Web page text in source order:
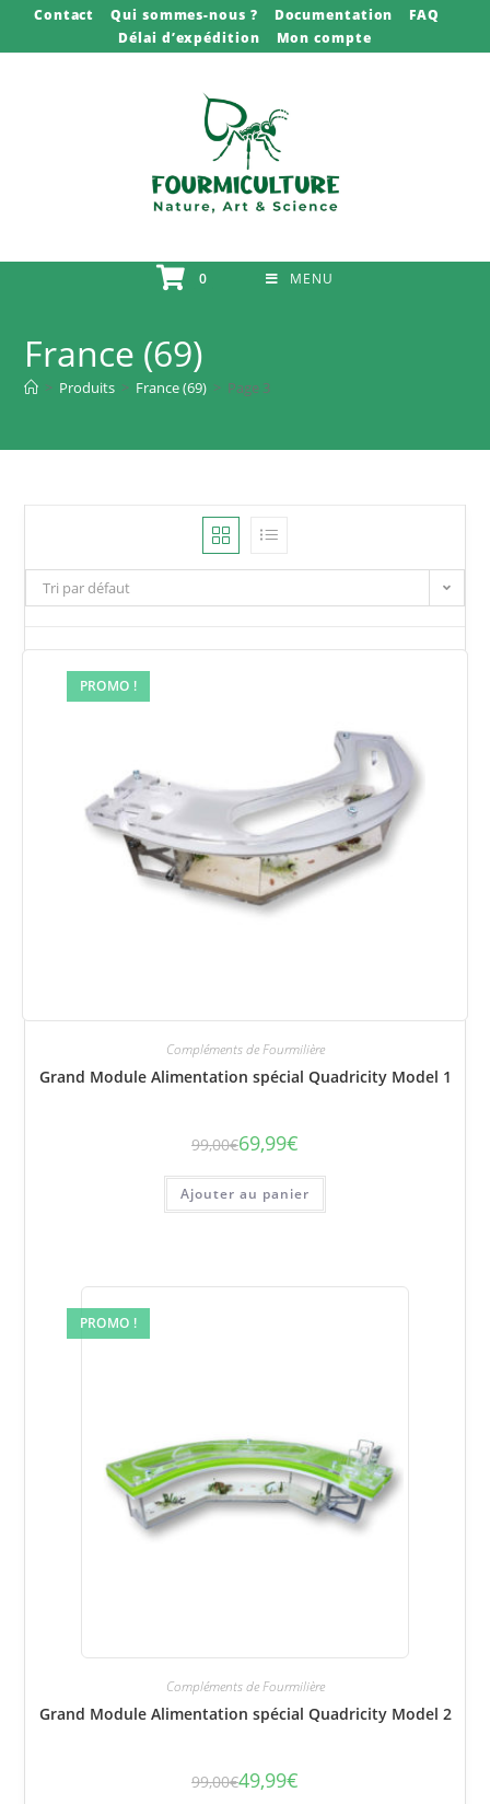
Contact Qui sommes-nous ? Documentation
FAQ
Délai d’expédition
Mon compte
0 MENU
France (69)
> Produits > France (69) > Page 3
Tri par défaut
PROMO !
Compléments de Fourmilière
Grand Module Alimentation spécial Quadricity Model 1
99,00€ Le
initial
était :
99,00€.
69,99€
Le
actuel
est :
69,99€.
Ajouter au panier
PROMO !
Compléments de Fourmilière
Grand Module Alimentation spécial Quadricity Model 2
99,00€ Le
49,99€
Le